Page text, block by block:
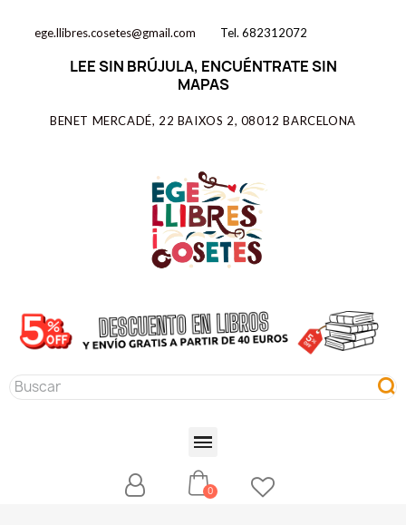
ege.llibres.cosetes@gmail.com Tel. 682312072
LEE SIN BRÚJULA, ENCUÉNTRATE SIN
MAPAS
BENET MERCADÉ, 22 BAIXOS 2, 08012 BARCELONA